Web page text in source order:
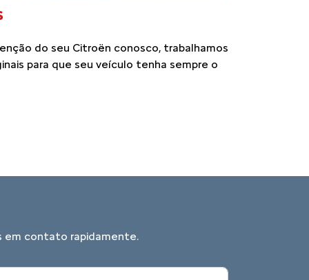
do seu Citroën conosco, trabalhamos
para que seu veículo tenha sempre o
em contato rapidamente.